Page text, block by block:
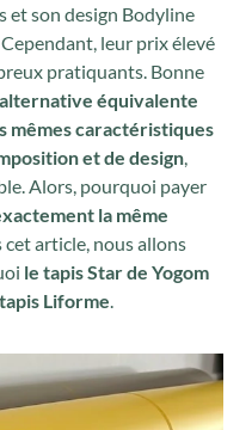
et son design Bodyline
leur prix élevé
pratiquants. Bonne
équivalente
mêmes caractéristiques
et de design
Alors, pourquoi payer
la même
cet article, nous allons
le tapis Star de Yogom
Liforme